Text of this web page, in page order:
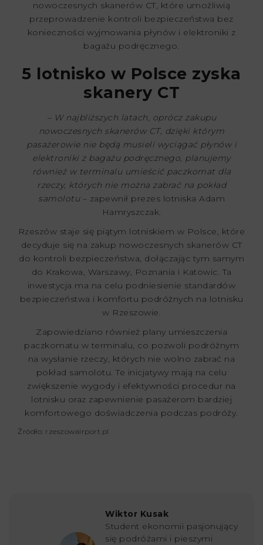
nowoczesnych skanerów CT, które umożliwią
przeprowadzenie kontroli bezpieczeństwa bez
konieczności wyjmowania płynów i elektroniki z
bagażu podręcznego.
5 lotnisko w Polsce zyska
skanery CT
– W najbliższych latach, oprócz zakupu
nowoczesnych skanerów CT, dzięki którym
pasażerowie nie będą musieli wyciągać płynów i
elektroniki z bagażu podręcznego, planujemy
również w terminalu umieścić paczkomat dla
rzeczy, których nie można zabrać na pokład
samolotu– zapewnił prezes lotniska Adam
Hamryszczak.
Rzeszów staje się piątym lotniskiem w Polsce, które
decyduje się na zakup nowoczesnych skanerów CT
do kontroli bezpieczeństwa, dołączając tym samym
do Krakowa, Warszawy, Poznania i Katowic. Ta
inwestycja ma na celu podniesienie standardów
bezpieczeństwa i komfortu podróżnych na lotnisku
w Rzeszowie.
Zapowiedziano również plany umieszczenia
paczkomatu w terminalu, co pozwoli podróżnym
na wysłanie rzeczy, których nie wolno zabrać na
pokład samolotu. Te inicjatywy mają na celu
zwiększenie wygody i efektywności procedur na
lotnisku oraz zapewnienie pasażerom bardziej
komfortowego doświadczenia podczas podróży.
Źródło: rzeszowairport.pl
Wiktor Kusak
Student ekonomii pasjonujący
się podróżami i pieszymi